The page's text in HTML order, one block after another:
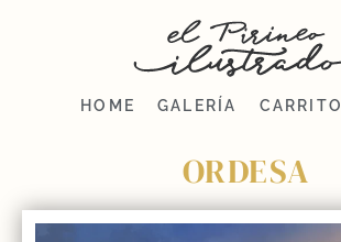
HOME GALERÍA CARRITO
ORDESA